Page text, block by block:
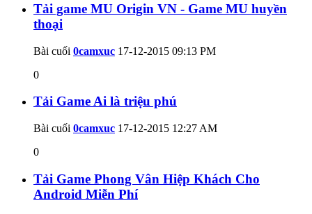
Tải game MU Origin VN - Game MU huyền
thoại
Bài cuối 0camxuc 17-12-2015 09:13 PM
0
Tải Game Ai là triệu phú
Bài cuối 0camxuc 17-12-2015 12:27 AM
0
Tải Game Phong Vân Hiệp Khách Cho
Android Miễn Phí